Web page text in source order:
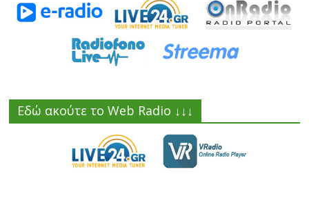
Εδώ ακούτε το Web Radio ↓↓↓